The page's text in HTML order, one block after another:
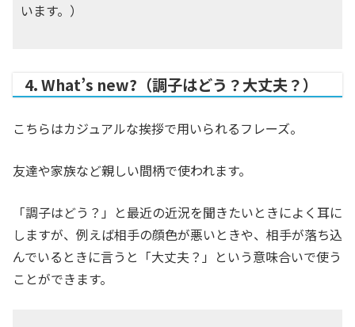
います。）
4. What’s new?（調子はどう？大丈夫？）
こちらはカジュアルな挨拶で用いられるフレーズ。
友達や家族など親しい間柄で使われます。
「調子はどう？」と最近の近況を聞きたいときによく耳に
しますが、例えば相手の顔色が悪いときや、相手が落ち込
んでいるときに言うと「大丈夫？」という意味合いで使う
ことができます。